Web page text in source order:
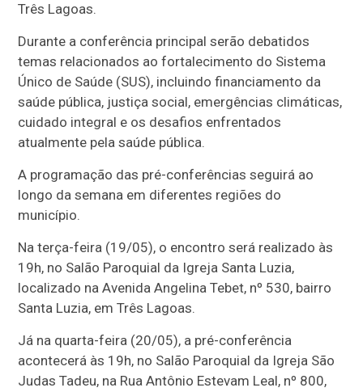
Três Lagoas.
Durante a conferência principal serão debatidos
temas relacionados ao fortalecimento do Sistema
Único de Saúde (SUS), incluindo financiamento da
saúde pública, justiça social, emergências climáticas,
cuidado integral e os desafios enfrentados
atualmente pela saúde pública.
A programação das pré-conferências seguirá ao
longo da semana em diferentes regiões do
município.
Na terça-feira (19/05), o encontro será realizado às
19h, no Salão Paroquial da Igreja Santa Luzia,
localizado na Avenida Angelina Tebet, nº 530, bairro
Santa Luzia, em Três Lagoas.
Já na quarta-feira (20/05), a pré-conferência
acontecerá às 19h, no Salão Paroquial da Igreja São
Judas Tadeu, na Rua Antônio Estevam Leal, nº 800,